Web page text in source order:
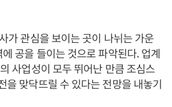
가 관심을 보이는 곳이 나뉘는 가운
공을 들이는 것으로 파악된다. 업계
사업성이 모두 뛰어난 만큼 조심스
을 맞닥뜨릴 수 있다는 전망을 내놓기